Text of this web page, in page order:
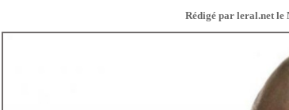
Rédigé par leral.net le